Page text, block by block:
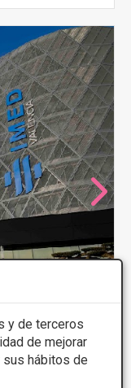
y de terceros
de mejorar
hábitos de